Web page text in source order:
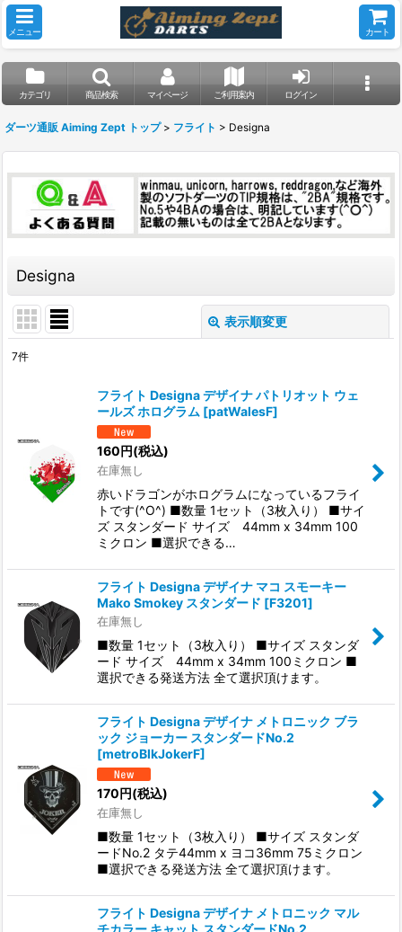
メニュー カート
カテゴリ 商品検索 マイページ ご利用案内 ログイン
ダーツ通販 Aiming Zept トップ > フライト > Designa
Designa
表示順変更
7件
フライト Designa デザイナ パトリオット ウェ
ールズ ホログラム [patWalesF]
160円(税込)
在庫無し
赤いドラゴンがホログラムになっているフライ
トです(^O^) ■数量 1セット（3枚入り） ■サイ
ズ スタンダード サイズ 44mm x 34mm 100
ミクロン ■選択できる…
フライト Designa デザイナ マコ スモーキー
Mako Smokey スタンダード [F3201]
在庫無し
■数量 1セット（3枚入り） ■サイズ スタンダ
ード サイズ 44mm x 34mm 100ミクロン ■
選択できる発送方法 全て選択頂けます。
フライト Designa デザイナ メトロニック ブラ
ック ジョーカー スタンダードNo.2
[metroBlkJokerF]
170円(税込)
在庫無し
■数量 1セット（3枚入り） ■サイズ スタンダ
ードNo.2 タテ44mm x ヨコ36mm 75ミクロン
■選択できる発送方法 全て選択頂けます。
フライト Designa デザイナ メトロニック マル
チカラー キャット スタンダードNo.2